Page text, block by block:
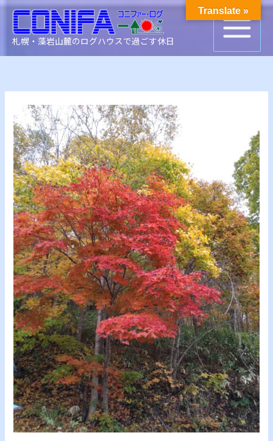
内
プ
札幌・藻岩山麓のログハウスで過ごす休日
検
索
Translate »